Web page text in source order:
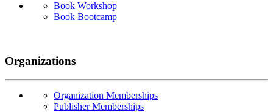
Book Workshop
Book Bootcamp
Organizations
Organization Memberships
Publisher Memberships